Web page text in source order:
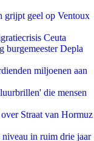
grijpt geel op Ventoux
Ceuta
burgemeester Depla
miljoenen aan
die mensen
Straat van Hormuz
in ruim drie jaar